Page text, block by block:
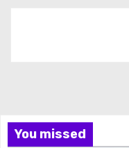
You missed